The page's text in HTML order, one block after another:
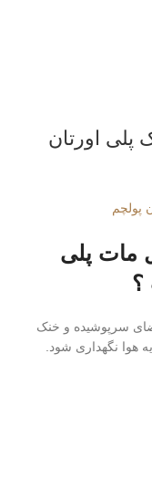
پلی اورتان
پولچم
مات پلی
؟
سرپوشیده و خنک
هوا نگهداری شود.